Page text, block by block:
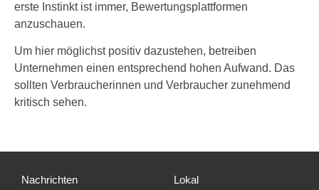
erste Instinkt ist immer, Bewertungsplattformen
anzuschauen.
Um hier möglichst positiv dazustehen, betreiben
Unternehmen einen entsprechend hohen Aufwand. Das
sollten Verbraucherinnen und Verbraucher zunehmend
kritisch sehen.
Nachrichten Lokal